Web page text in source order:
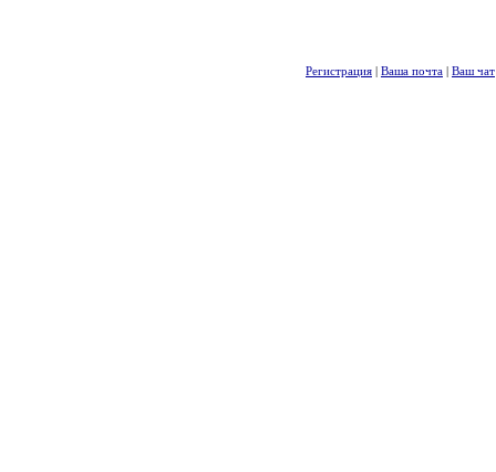
Регистрация | Ваша почта | Ваш чат